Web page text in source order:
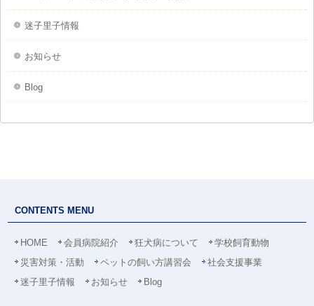
迷子里子情報
お知らせ
Blog
CONTENTS MENU
HOME 会員病院紹介 狂犬病について
学校飼育動物
災害対策・活動
ペットの飼い方講習会
社会支援事業
迷子里子情報
お知らせ Blog